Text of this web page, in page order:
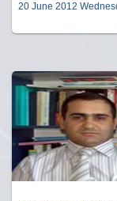
20 June 2012